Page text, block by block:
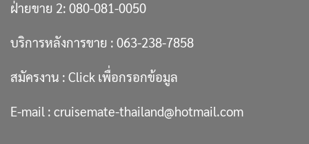
ฝ่ายขาย 2: 080-081-0050
บริการหลังการขาย : 063-238-7858
สมัครงาน : Click เพื่อกรอกข้อมูล
E-mail : cruisemate-thailand@hotmail.com